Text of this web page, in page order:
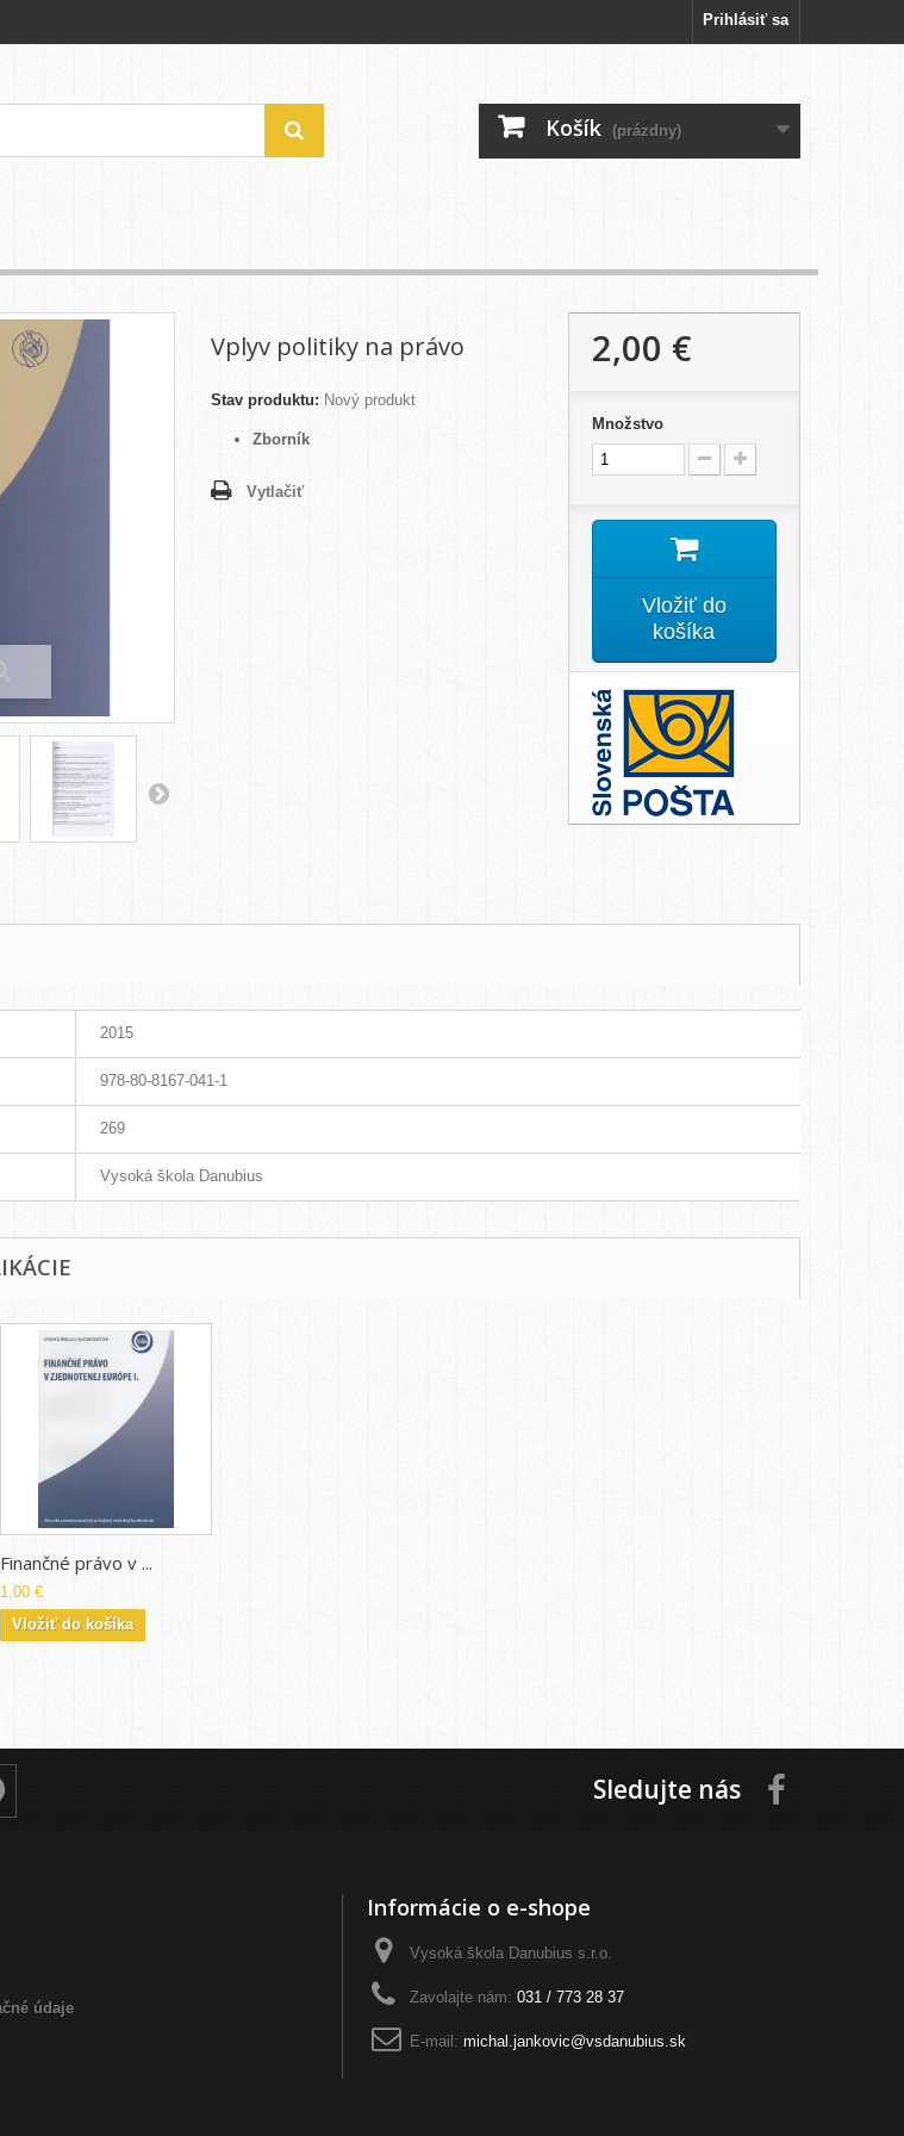
Prihlásiť sa
Košík (prázdny)
Vplyv politiky na právo
Stav produktu: Nový produkt
Zborník
Vytlačiť
2,00 €
Množstvo
Vložiť do
košíka
2015
978-80-8167-041-1
269
Vysoká škola Danubius
Finančné právo v ...
1,00 €
Vložiť do košíka
Sledujte nás
údaje
Informácie o e-shope
Vysoká škola Danubius s.r.o.
Zavolajte nám: 031 / 773 28 37
E-mail: michal.jankovic@vsdanubius.sk